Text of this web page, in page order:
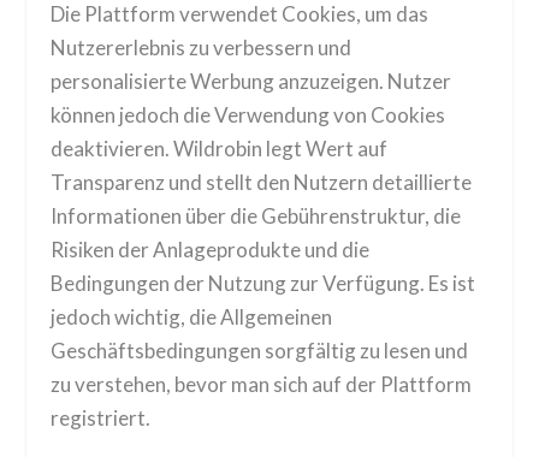
Die Plattform verwendet Cookies, um das
Nutzererlebnis zu verbessern und
personalisierte Werbung anzuzeigen. Nutzer
können jedoch die Verwendung von Cookies
deaktivieren. Wildrobin legt Wert auf
Transparenz und stellt den Nutzern detaillierte
Informationen über die Gebührenstruktur, die
Risiken der Anlageprodukte und die
Bedingungen der Nutzung zur Verfügung. Es ist
jedoch wichtig, die Allgemeinen
Geschäftsbedingungen sorgfältig zu lesen und
zu verstehen, bevor man sich auf der Plattform
registriert.